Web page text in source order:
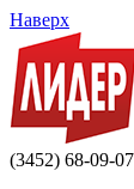
Наверх
(3452) 68-09-07